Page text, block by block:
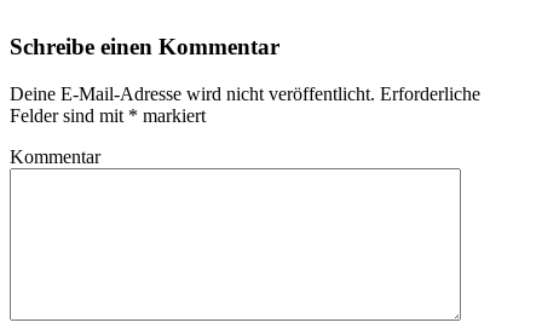
Schreibe einen Kommentar
Deine E-Mail-Adresse wird nicht veröffentlicht. Erforderliche
Felder sind mit * markiert
Kommentar